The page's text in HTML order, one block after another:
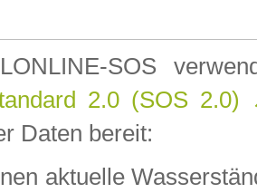
SOS
2.0 (SOS 2.0)
Daten bereit:
aktuelle